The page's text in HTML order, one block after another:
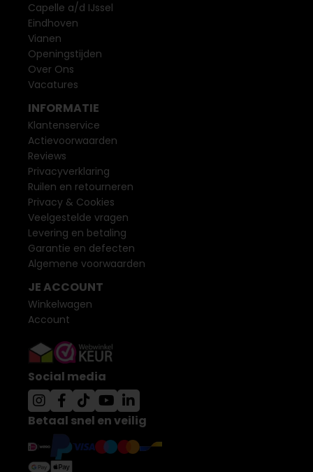
Capelle a/d IJssel
Eindhoven
Vianen
Openingstijden
Over Ons
Vacatures
INFORMATIE
Klantenservice
Actievoorwaarden
Reviews
Privacyverklaring
Ruilen en retourneren
Privacy & Cookies
Veelgestelde vragen
Levering en betaling
Garantie en defecten
Algemene voorwaarden
JE ACCOUNT
Winkelwagen
Account
Social media
Betaal snel en veilig